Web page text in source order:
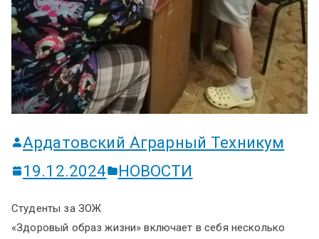
Ардатовский Аграрный Техникум
19.12.2024
НОВОСТИ
Студенты за ЗОЖ
«Здоровый образ жизни» включает в себя несколько